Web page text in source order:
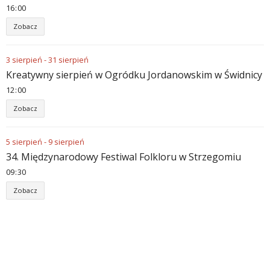
16:00
Zobacz
3 sierpień -31 sierpień
Kreatywny sierpień w Ogródku Jordanowskim w Świdnicy
12:00
Zobacz
5 sierpień - 9 sierpień
34. Międzynarodowy Festiwal Folkloru w Strzegomiu
09:30
Zobacz